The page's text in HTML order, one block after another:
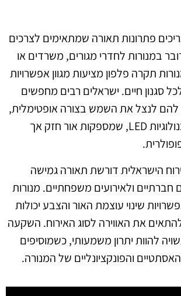
פתרונות תאורה שמתאימים לצרכים
במנורות לחדרי מגורים, משרדים או
תקרה פלפון מציעות מגוון אפשרויות
סגנון חיים. ישראלים רבים מחפשים
להם לנצל את השמש בצורה אופטימלית,
ולכן מנורות עם טכנולוגיות LED, שמספקות אור חזק אך
הישראלית דורשת תאורה גמישה
ולאירועים משפחתיים. מנורות
שינוי עוצמת האור והצבע יכולות
את האווירה לסוג האירוח. השקעה
להוות יתרון משמעותי, כשמוסיפים
והפונקציונליים של המנורה.